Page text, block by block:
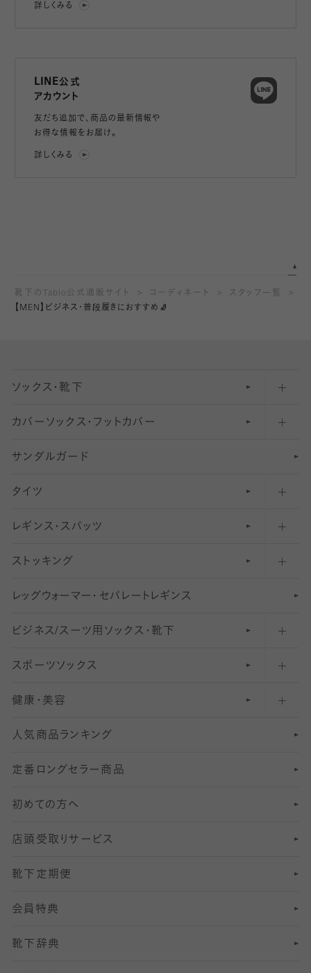
詳しくみる
LINE公式
アカウント
友だち追加で、 商品の最新情報や
お得な情報をお届け。
詳しくみる
靴下のTabio公式通販サイト コーディネート
スタッフ一覧
【MEN】ビジネス・普段履きにおすすめ🧦
ソックス・靴下
五本指ソックス・靴下
足袋ソックス・靴下
無地・プレーンソックス・靴下
柄ソックス・靴下
スニーカー（くるぶし）用ソックス
アンクル・ショートソックス（くるぶし上）
クルーソックス（ふくらはぎ下）
ハイソックス
オーバーニー・ニーハイソックス
カバーソックス・フットカバー
フットカバー・カバーソックス（深め）
フットカバー・カバーソックス（ふつう）
フットカバー・カバーソックス（浅め）
サンダルガード
タイツ
30デニール以下のタイツ（薄手タイツ）
31〜40デニールタイツ
41〜60デニールタイツ
61〜80デニールタイツ
81 〜110デニールタイツ
111〜210デニールタイツ
211デニールタイツ以上（防寒・厚手タイツ）
レギンス・スパッツ
柄レギンス
無地レギンス
レギンスパンツ（レギパン）
マタニティレギンス
5 分丈
6 分丈レギンス
7 分丈 レギンス
8分丈 レギンス
10分丈 レギンス
12分丈レギンス
13分丈レギンス
ストッキング
伝線しにくいストッキング
ショートストッキング
結婚式用ストッキング
美脚ストッキング
オールスルーストッキング
レッ グ ウォー マー ・ セパレー ト レ ギンス
ビジネス/スーツ用 ソックス・靴下
匠シリーズ
フレッシャーズ向けソックス・靴下
冠婚葬祭向けソックス・靴下
スーツカジュアルソックス・靴下
ロングホーズ
スポーツソックス
ランニングソックス・靴下
ゴルフソックス・靴下
サッカー・フットサル用ソックス
ヨガソックス・靴下
スポーツ用レッグウォーマー
SSサイズ（21～23cm）
Sサイズ（22～25cm）
Mサイズ（25～27cm）
健康・美容
インナーソックス
加圧・着圧ソックス
冷えとり靴下
着圧・加圧タイツ
むくみ対策
足の疲れ対策
足の臭い対策
人気商品ランキング
定番ロングセラー商品
初めての方へ
店頭受取りサービス
靴下定期便
会員特典
靴下辞典